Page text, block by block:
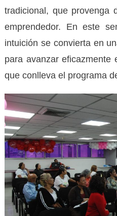
tradicional, que provenga
emprendedor. En este
intuición se convierta en
para avanzar
que conlleva el programa